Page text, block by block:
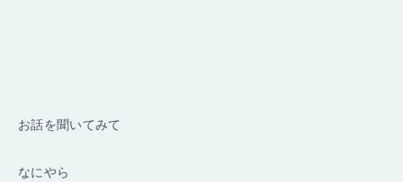
お話を聞いてみて
なにやら